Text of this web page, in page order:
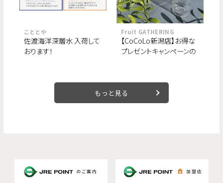
こととや
佐渡海洋深層水 入荷して
おります！
Fruit GATHERING
【CoCoLo新潟店】お得な
プレゼントキャンペーンの
もっと見る